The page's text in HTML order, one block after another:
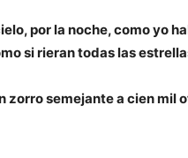
por la noche, como yo
si rieran todas las
zorro semejante a cien mil